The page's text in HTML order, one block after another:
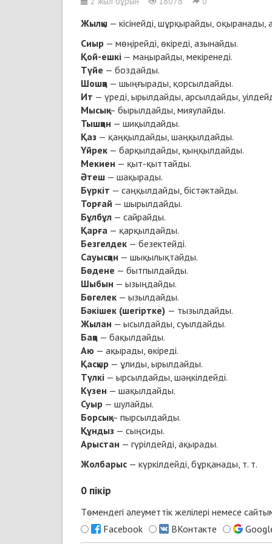
Жылқы — кісінейді, шұрқырайды, оқыранады,
Сиыр — мөңірейді, өкіреді, азынайды.
Қой-ешкі — маңырайды, мекіренеді.
Түйе — боздайды.
Шошқа — шыңғырады, қорсылдайды.
Ит — үреді, ырылдайды, арсылдайды,
Мысық— бырылдайды, мияулайды.
Тышқан — шиқылдайды.
Қаз — қаңқылдайды, шаңқылдайды.
Үйрек — барқылдайды, қыңқылдайды.
Мекиен — қыт-қыттайды.
Әтеш — шақырады.
Бүркіт — саңқылдайды, бістәктайды.
Торғай — шырылдайды.
Бұлбұл — сайрайды.
Қарға — қарқылдайды.
Безгелдек — безектейді.
Сауысқан — шықылықтайды.
Бөдене — бытпылдайды.
Шыбын — ызыңдайды.
Бөгелек — ызылдайды.
Бәкішек (шегіртке) — тызылдайды.
Жылан — ысылдайды, суылдайды.
Бақа — бақылдайды.
Аю — ақырады, өкіреді.
Қасқыр — ұлиды, ырылдайды.
Түлкі — ырсылдайды, шәңкілдейді.
Күзен — шақылдайды.
Суыр — шулайды.
Борсық— пырсылдайды.
Құндыз — сыңсиды.
Арыстан — гүрілдейді, ақырады.
Жолбарыс — күркілдейді, бұрқанады, т. т.
0 пікір
Төмендегі әлеуметтік желілері немесе
Facebook
ВКонтакте